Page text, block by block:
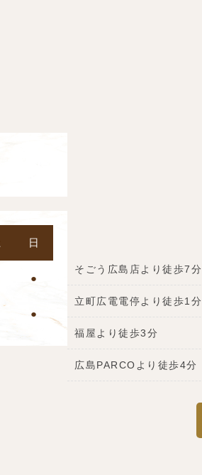
日
●
●
そごう広島店より徒歩7分
立町広電電停より徒歩1分
福屋より徒歩3分
広島PARCOより徒歩4分